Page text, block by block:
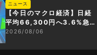
ニュース
【今日のマクロ経済】日経
平均66,300円へ3.6%急騰
もAI投資回収懸念が再燃
2026/08/06